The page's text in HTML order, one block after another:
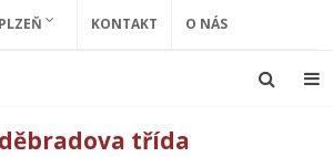
KONTAKT O NÁS
třída